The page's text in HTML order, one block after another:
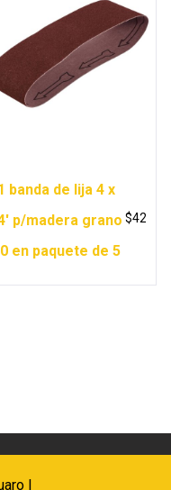
banda de lija 4 x
p/madera grano
en paquete de 5
$42
|